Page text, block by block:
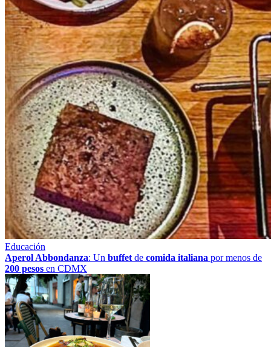
Educación
Aperol Abbondanza: Un buffet de comida italiana por menos de
200 pesos en CDMX